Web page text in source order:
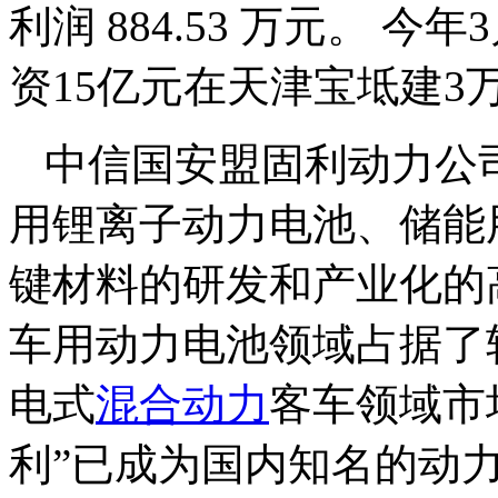
利润 884.53 万元。 今年
资15亿元在天津宝坻建3
中信国安盟固利动力
用锂离子动力电池、储
键材料的研发和产业化
车用动力电池领域占据
电式混合动力客车领域市
利”已成为国内知名的动